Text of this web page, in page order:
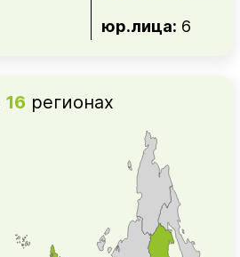
юр.лица: 6
16 регионах